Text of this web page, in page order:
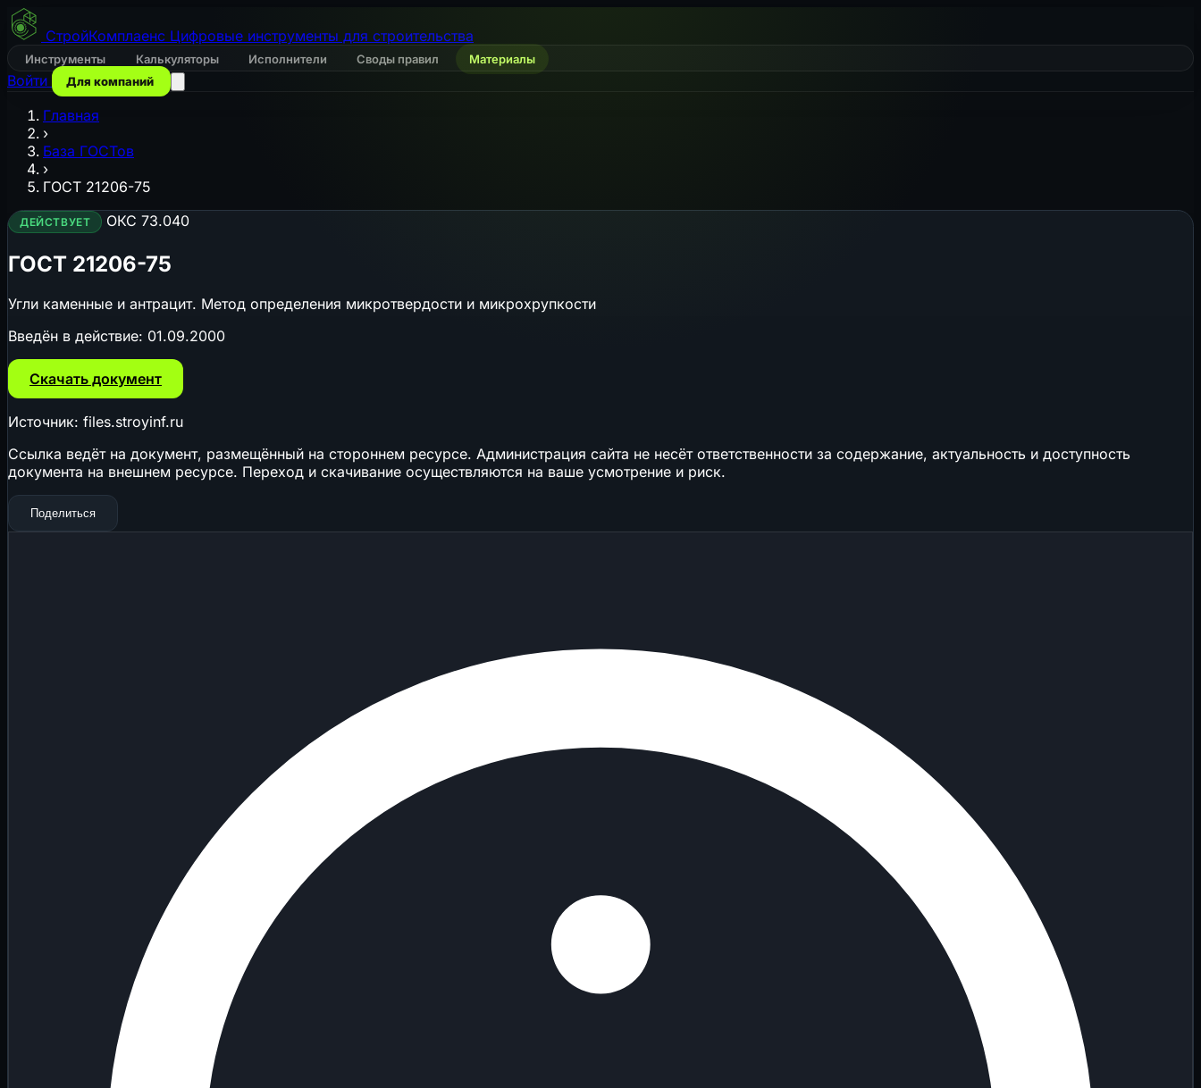
СтройКомплаенс Цифровые инструменты для строительства
Инструменты Калькуляторы Исполнители Своды правил Материалы
Войти Для компаний
Главная
›
База ГОСТов
›
ГОСТ 21206-75
ДЕЙСТВУЕТ ОКС 73.040
ГОСТ 21206-75
Угли каменные и антрацит. Метод определения микротвердости и микрохрупкости
Введён в действие: 01.09.2000
Скачать документ
Источник: files.stroyinf.ru
Ссылка ведёт на документ, размещённый на стороннем ресурсе. Администрация сайта не несёт ответственности за содержание, актуальность и доступность
документа на внешнем ресурсе. Переход и скачивание осуществляются на ваше усмотрение и риск.
Поделиться